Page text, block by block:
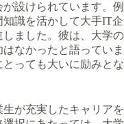
設けられています。例
識を活かして大手IT企
ました。彼は、大学の
なかったと語っていま
っても大いに励みとな
が充実したキャリアを